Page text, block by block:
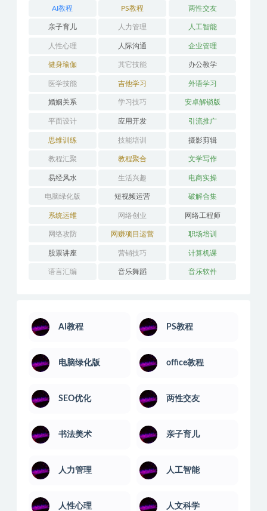
AI教程 PS教程 两性交友
亲子育儿 人力管理 人工智能
人性心理 人际沟通 企业管理
健身瑜伽 其它技能 办公教学
医学技能 吉他学习 外语学习
婚姻关系 学习技巧 安卓解锁版
平面设计 应用开发 引流推广
思维训练 技能培训 摄影剪辑
教程汇聚 教程聚合 文学写作
易经风水 生活兴趣 电商实操
电脑绿化版 短视频运营 破解合集
系统运维 网络创业 网络工程师
网络攻防 网赚项目运营 职场培训
股票讲座 营销技巧 计算机课
语言汇编 音乐舞蹈 音乐软件
AI教程 PS教程
电脑绿化版 office教程
SEO优化 两性交友
书法美术 亲子育儿
人力管理 人工智能
人性心理 人文科学